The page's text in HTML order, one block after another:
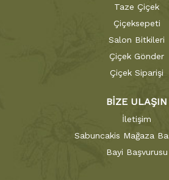
Taze Çiçek
Çiçeksepeti
Salon Bitkileri
Çiçek Gönder
Çiçek Siparişi
BİZE ULAŞIN
İletişim
Sabuncakis Mağaza
Bayi Başvurusu